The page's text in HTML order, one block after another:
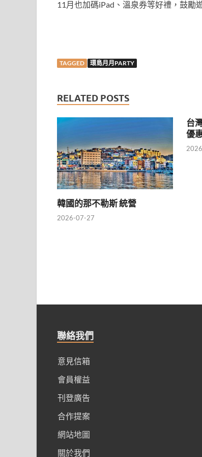
11月也加碼iPad、溫泉券等好禮，鼓勵
TAGGED 環島月月PARTY
RELATED POSTS
韓國的那不勒斯 統營
2026-07-27
台
優
聯絡我們
意見信箱
會員權益
刊登廣告
合作提案
網站地圖
關於我們